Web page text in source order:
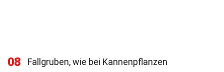
08
Fallgruben, wie bei Kannenpflanzen